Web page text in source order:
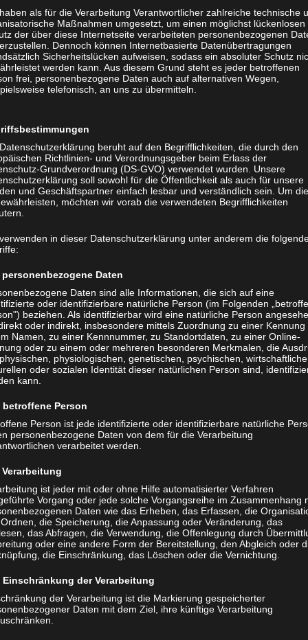
in der Tennisabteilung Kellenhusen
– Mehr als nur ein Sport
Waldstadion Kellenhusen, umgeben von altem
Ostsee entfernt, erwartet Sie unsere gepflegte Drei-
Natur und Gemeinschaft auf einzigartige Weise
oder ambitionierter Mannschaftsspieler – bei
Kinder, Jugendliche, Erwachsene und Senioren finden
Tennissport. Besonders stolz sind wir auf unsere
und geselliges Miteinander gleichermaßen ihren Platz
– Begeisterung wecken
ist das Herzstück unserer Tennisabteilung.
ihre ersten Erfahrungen mit Ball und Schläger.
eine kostenlose Vereinsmitgliedschaft für Kinder
qualifizierte C-Trainer schaffen beste Voraussetzungen,
zu begeistern.
und dem jährlich stattfindenden Tag des
Angebote für Kinder, Jugendliche und Familien.
SC Kellenhusen weit mehr als Training und Wettkampf.
Mixed-Spielabende, Turniere sowie gesellige
lebendigen Treffpunkt für alle Generationen. Neue
unabhängig von Alter oder Spielstärke.
Ostsee
begrüßt Kellenhusen jedes Jahr zahlreiche
mit dem Tourismus-Service Kellenhusen steht
von 08:00 bis 16:00 Uhr für Gäste zur Verfügung und
gebucht werden. So verbindet sich der Urlaub an der
als für die Verarbeitung Verantwortlicher zahlreiche technische
Maßnahmen umgesetzt, um einen möglichst lückenlosen
der über diese Internetseite verarbeiteten personenbezogenen
Dennoch können Internetbasierte Datenübertragungen
Sicherheitslücken aufweisen, sodass ein absoluter Schutz
werden kann. Aus diesem Grund steht es jeder betroffenen
frei, personenbezogene Daten auch auf alternativen Wegen,
telefonisch, an uns zu übermitteln.
beruht auf den Begrifflichkeiten, die durch den
Richtlinien- und Verordnungsgeber beim Erlass der
Grundverordnung (DS-GVO) verwendet wurden. Unsere
soll sowohl für die Öffentlichkeit als auch für unsere
und Geschäftspartner einfach lesbar und verständlich sein. Um
möchten wir vorab die verwendeten Begrifflichkeiten
in dieser Datenschutzerklärung unter anderem die
Daten
Daten sind alle Informationen, die sich auf eine
oder identifizierbare natürliche Person (im Folgenden
beziehen. Als identifizierbar wird eine natürliche Person
oder indirekt, insbesondere mittels Zuordnung zu einer Kennung
Namen, zu einer Kennnummer, zu Standortdaten, zu einer Online-
oder zu einem oder mehreren besonderen Merkmalen, die
physiologischen, genetischen, psychischen,
oder sozialen Identität dieser natürlichen Person sind,
kann.
Person
Person ist jede identifizierte oder identifizierbare natürliche
personenbezogene Daten von dem für die Verarbeitung
verarbeitet werden.
ist jeder mit oder ohne Hilfe automatisierter Verfahren
Vorgang oder jede solche Vorgangsreihe im Zusammenhang
Daten wie das Erheben, das Erfassen, die
die Speicherung, die Anpassung oder Veränderung, das
das Abfragen, die Verwendung, die Offenlegung durch
oder eine andere Form der Bereitstellung, den Abgleich oder
die Einschränkung, das Löschen oder die Vernichtung.
der Verarbeitung
der Verarbeitung ist die Markierung gespeicherter
Daten mit dem Ziel, ihre künftige Verarbeitung